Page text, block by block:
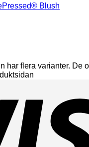
Blush
har flera varianter. De